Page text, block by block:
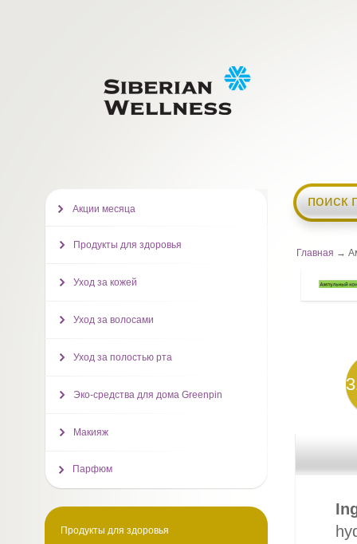
поиск
Главная →
Акции месяца
Продукты для здоровья
Уход за кожей
Уход за волосами
Уход за полостью рта
Эко-средства для дома Greenpin
Макияж
Парфюм
Продукты для здоровья